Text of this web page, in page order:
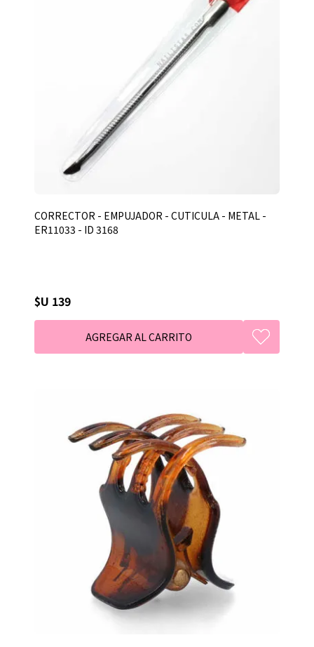
CORRECTOR - EMPUJADOR - CUTICULA - METAL -
ER11033 - ID 3168
$U 139